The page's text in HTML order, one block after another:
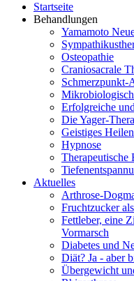
Startseite
Behandlungen
Yamamoto
Osteopathie
Craniosacrale
Schmerzpunkt-
Erfolgreiche
Die Yager-
Geistiges Heilen
Hypnose
Aktuelles
Arthrose-
Fruchtzucker
Fettleber, eine
Vormarsch
Diabetes und
Diät? Ja - aber
Übergewicht